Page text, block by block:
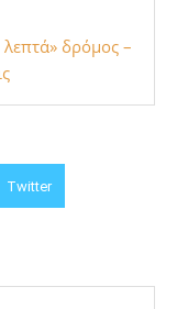
δρόμος –
Twitter